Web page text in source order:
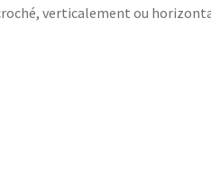
verticalement ou